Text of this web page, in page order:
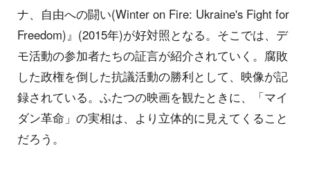
ナ、自由への闘い(Winter on Fire: Ukraine's Fight for
Freedom)』(2015年)が好対照となる。そこでは、デ
モ活動の参加者たちの証言が紹介されていく。腐敗
した政権を倒した抗議活動の勝利として、映像が記
録されている。ふたつの映画を観たときに、「マイ
ダン革命」の実相は、より立体的に見えてくること
だろう。